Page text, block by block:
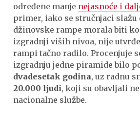
određene manje nejasnoće i
primer, iako se stručnjaci slažu
džinovske rampe morala biti
izgradnji viših nivoa, nije
rampi tačno radilo. Procenjuje
izgradnju jedne piramide bilo
dvadesetak godina, uz radnu
20.000 ljudi, koji su obavljali
nacionalne službe.